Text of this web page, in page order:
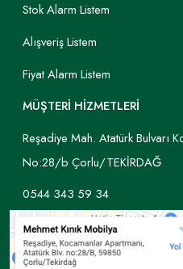
Stok Alarm Listem
Alışveriş Listem
Fiyat Alarm Listem
MÜŞTERİ HİZMETLERİ
Reşadiye Mah. Atatürk Bulvarı
No:28/b Çorlu/TEKİRDAĞ
0544 343 59 34